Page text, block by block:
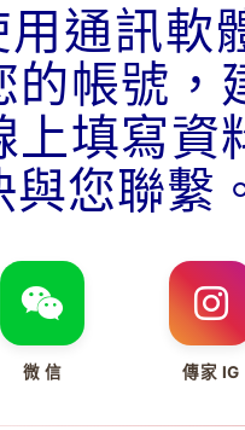
通訊軟
的帳號，
上填寫資
與您聯繫
微 信 傳家 IG